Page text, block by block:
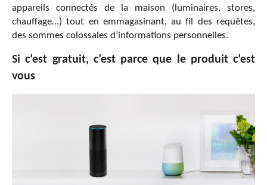
appareils connectés de la maison (luminaires, stores,
chauffage…) tout en emmagasinant, au fil des requêtes,
des sommes colossales d’informations personnelles.
Si c’est gratuit, c’est parce que le produit c’est
vous